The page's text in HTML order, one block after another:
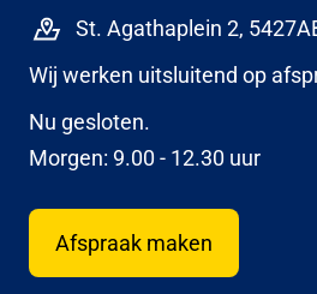
St. Agathaplein 2,
Wij werken uitsluitend op
Nu gesloten.
Morgen: 9.00 - 12.30 uur
Afspraak maken